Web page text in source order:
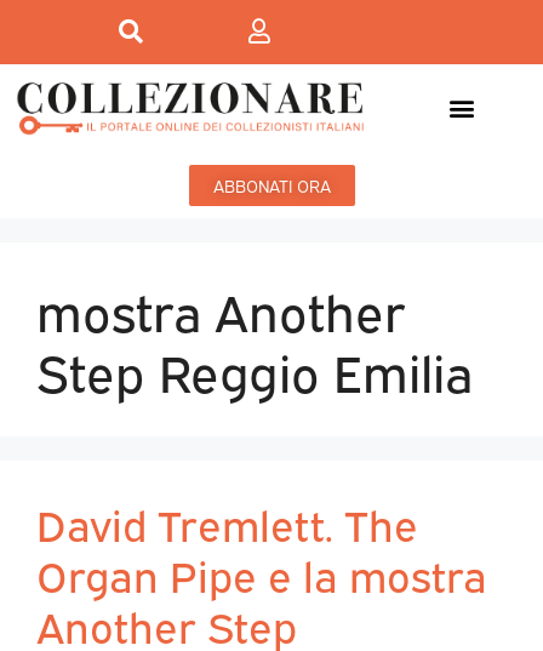
ABBONATI ORA
mostra Another
Step Reggio Emilia
David Tremlett. The
Organ Pipe e la mostra
Another Step